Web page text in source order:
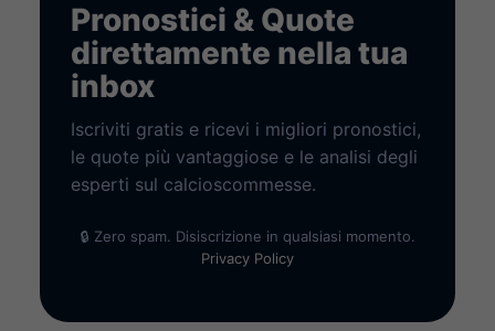
Pronostici & Quote
direttamente nella tua
inbox
Iscriviti gratis e ricevi i migliori pronostici,
le quote più vantaggiose e le analisi degli
esperti sul calcioscommesse.
🔒 Zero spam. Disiscrizione in qualsiasi momento.
Privacy Policy